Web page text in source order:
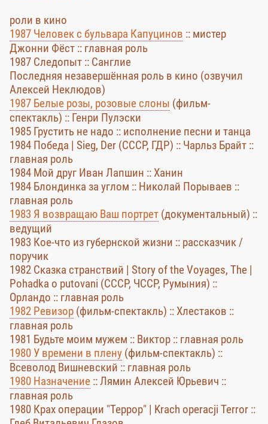
роли в кино
1987 Человек с бульвара Капуцинов :: мистер
Джонни Фёст :: главная роль
1987 Следопыт :: Санглие
Последняя незавершённая роль в кино (озвучил
Алексей Неклюдов)
1987 Белые розы, розовые слоны (фильм-
спектакль) :: Генри Пулэски
1985 Грустить не надо :: исполнение песни и танца
1984 Победа | Sieg, Der (СССР, ГДР) :: Чарльз Брайт ::
главная роль
1984 Мой друг Иван Лапшин :: Ханин
1984 Блондинка за углом :: Николай Порываев ::
главная роль
1983 Я возвращаю Ваш портрет (документальный) ::
ведущий
1983 Кое-что из губернской жизни :: рассказчик /
поручик
1982 Сказка странствий | Story of the Voyages, The |
Pohadka o putovani (СССР, ЧССР, Румыния) ::
Орландо :: главная роль
1982 Ревизор (фильм-спектакль) :: Хлестаков ::
главная роль
1981 Будьте моим мужем :: Виктор :: главная роль
1980 У времени в плену (фильм-спектакль) ::
Всеволод Вишневский :: главная роль
1980 Назначение :: Лямин Алексей Юрьевич ::
главная роль
1980 Крах операции "Террор" | Krach operacji Terror ::